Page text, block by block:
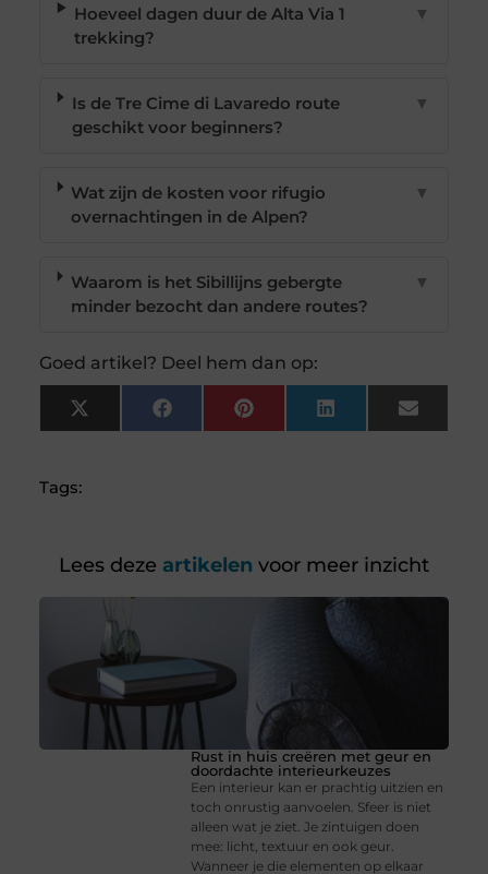
Hoeveel dagen duur de Alta Via 1
trekking?
▼
Is de Tre Cime di Lavaredo route
geschikt voor beginners?
▼
Wat zijn de kosten voor rifugio
overnachtingen in de Alpen?
▼
Waarom is het Sibillijns gebergte
minder bezocht dan andere routes?
▼
Goed artikel? Deel hem dan op:
X
(Twitter)
FacebookPinterest LinkedIn Email
Tags:
Lees deze artikelen voor meer inzicht
Rust in huis creëren met geur en
doordachte interieurkeuzes
Een interieur kan er prachtig uitzien en
toch onrustig aanvoelen. Sfeer is niet
alleen wat je ziet. Je zintuigen doen
mee: licht, textuur en ook geur.
Wanneer je die elementen op elkaar